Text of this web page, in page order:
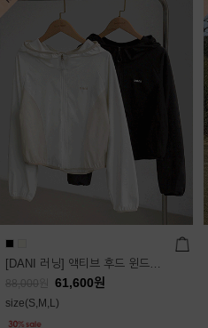
[DANI 러닝] 액티브 후드 윈드점퍼
88,000 61,600원
size(S,M,L)